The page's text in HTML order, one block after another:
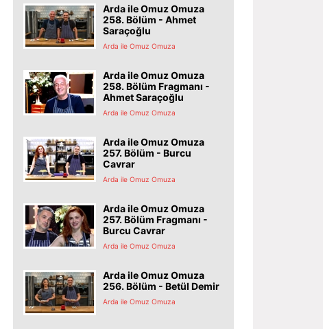
Arda ile Omuz Omuza
258. Bölüm - Ahmet
Saraçoğlu
Arda ile Omuz Omuza
Arda ile Omuz Omuza
258. Bölüm Fragmanı -
Ahmet Saraçoğlu
Arda ile Omuz Omuza
Arda ile Omuz Omuza
257. Bölüm - Burcu
Cavrar
Arda ile Omuz Omuza
Arda ile Omuz Omuza
257. Bölüm Fragmanı -
Burcu Cavrar
Arda ile Omuz Omuza
Arda ile Omuz Omuza
256. Bölüm - Betül Demir
Arda ile Omuz Omuza